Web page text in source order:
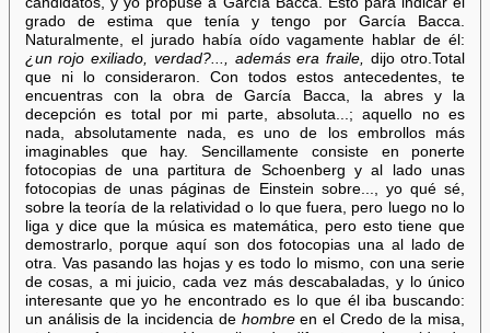
grado de estima que tenía y tengo por García Bacca.
Naturalmente, el jurado había oído vagamente hablar de él:
¿un rojo exiliado, verdad?..., además era fraile,
dijo otro.Total
que ni lo consideraron. Con todos estos antecedentes, te
encuentras con la obra de García Bacca, la abres y la
decepción es total por mi parte, absoluta...; aquello no es
nada, absolutamente nada, es uno de los embrollos más
imaginables que hay. Sencillamente consiste en ponerte
fotocopias de una partitura de Schoenberg y al lado unas
fotocopias de unas páginas de Einstein sobre..., yo qué sé,
sobre la teoría de la relatividad o lo que fuera, pero luego no lo
liga y dice que la música es matemática, pero esto tiene que
demostrarlo, porque aquí son dos fotocopias una al lado de
otra. Vas pasando las hojas y es todo lo mismo, con una serie
de cosas, a mi juicio, cada vez más descabaladas, y lo único
interesante que yo he encontrado es lo que él iba buscando:
un análisis de la incidencia de hombreen el Credo de la misa,